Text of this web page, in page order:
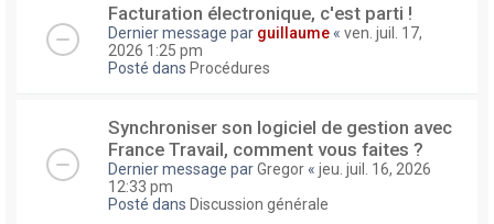
Facturation électronique, c'est parti !
Dernier message par guillaume « ven. juil. 17,
2026 1:25 pm
Posté dans Procédures
Synchroniser son logiciel de gestion avec
France Travail, comment vous faites ?
Dernier message parGregor « jeu. juil. 16, 2026
12:33 pm
Posté dans Discussion générale